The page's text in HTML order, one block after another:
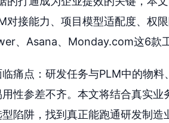
对接能力、项目模型适配度、权
、Asana、Monday.com这6款
痛点：研发任务与PLM中的物
性参差不齐。本文将结合真实
陷阱，找到真正能跑通研发制造